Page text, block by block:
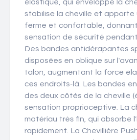
élastique, qui enveloppe la
stabilise la cheville et apporte
ferme et confortable,
sensation de sécurité
Des bandes antidérapantes
disposées en oblique sur
talon, augmentant la force
ces endroits-là. Les bandes
des deux côtés de la cheville
sensation proprioceptive. La
matériau très fin, qui absorbe
rapidement. La Chevillière